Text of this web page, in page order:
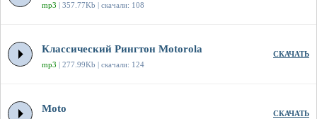
mp3 | 357.77Kb | скачали: 108
Классический Рингтон Motorola
mp3 | 277.99Kb | скачали: 124
СКАЧАТЬ
Moto СКАЧАТЬ